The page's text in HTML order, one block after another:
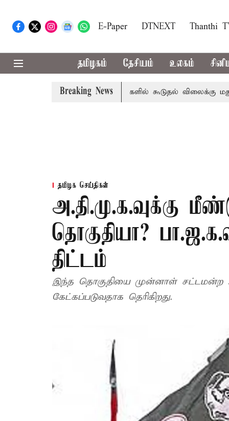
E-Paper DTNEXT Thanthi
தமிழகம் தேசியம் உலகம்
Breaking News
டாஸ்மாக் கடைகளில் கூடுதல் விலைக்கு
தமிழக செய்திகள்
அ.தி.மு.க.வுக்கு
தொகுதியா?
திட்டம்
இந்த தொகுதியை முன்னாள் சட்டமன்ற
கேட்கப்படுவதாக தெரிகிறது.